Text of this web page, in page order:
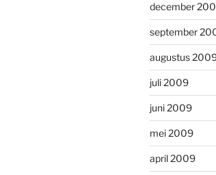
december
september
augustus
juli 2009
juni 2009
mei 2009
april 2009